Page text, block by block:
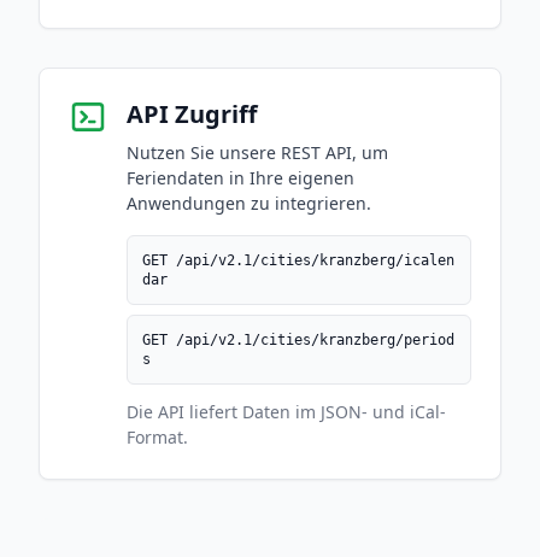
API Zugriff
Nutzen Sie unsere REST API, um
Feriendaten in Ihre eigenen
Anwendungen zu integrieren.
GET /api/v2.1/cities/kranzberg/icalen
dar
GET /api/v2.1/cities/kranzberg/period
s
Die API liefert Daten im JSON- und iCal-
Format.